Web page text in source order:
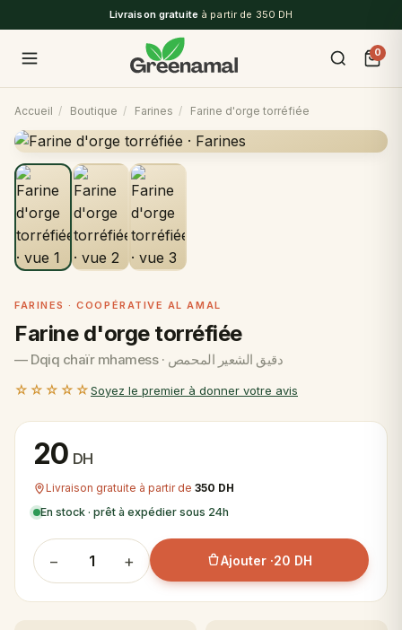
Livraison gratuiteà partir de 350 DH
0
Accueil / Boutique / Farines / Farine d'orge torréfiée
FARINES · COOPÉRATIVE AL AMAL
Farine d'orge torréfiée
— Dqiq chaïr mhamess · دقيق الشعير المحمص
☆☆☆☆☆Soyez le premier à donner votre avis
20 DH
Livraison gratuite à partir de 350 DH
En stock · prêt à expédier sous 24h
− + Ajouter ·20 DH